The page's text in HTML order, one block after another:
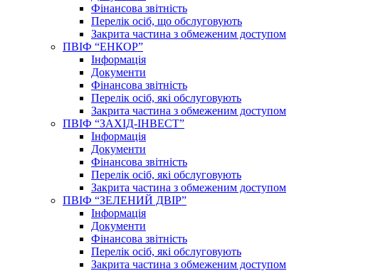
Фінансова звітність
Перелік осіб, що обслуговують
Закрита частина з обмеженим доступом
ПВІФ “ЕНКОР”
Інформація
Документи
Фінансова звітність
Перелік осіб, які обслуговують
Закрита частина з обмеженим доступом
ПВІФ “ЗАХІД-ІНВЕСТ”
Інформація
Документи
Фінансова звітність
Перелік осіб, які обслуговують
Закрита частина з обмеженим доступом
ПВІФ “ЗЕЛЕНИЙ ДВІР”
Інформація
Документи
Фінансова звітність
Перелік осіб, які обслуговують
Закрита частина з обмеженим доступом